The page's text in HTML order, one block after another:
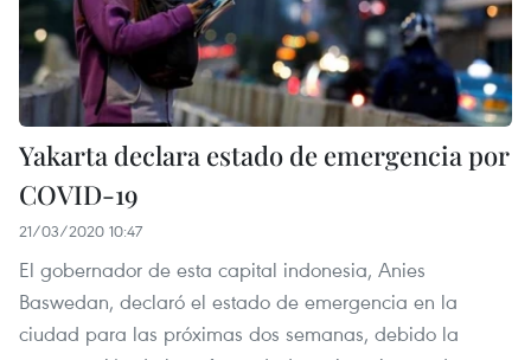
Yakarta declara estado de emergencia por
COVID-19
21/03/2020 10:47
El gobernador de esta capital indonesia, Anies
Baswedan, declaró el estado de emergencia en la
ciudad para las próximas dos semanas, debido la